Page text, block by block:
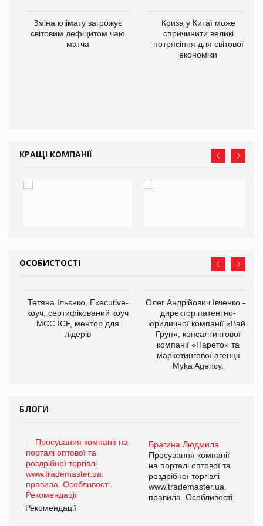
Зміна клімату загрожує
світовим дефіцитом чаю
матча
Криза у Китаї може
спричинити великі
потрясіння для світової
економіки
КРАЩІ КОМПАНІЇ
ОСОБИСТОСТІ
Тетяна Ільєнко, Executive-
коуч, сертифікований коуч
МСС ICF, ментор для
лідерів
Олег Андрійович Івченко —
директор патентно-
юридичної компанії «Вайз
Груп», консалтингової
компанії «Парето» та
маркетингової агенції
Myka Agency.
БЛОГИ
Брагина Людмила
Просування компанії
на порталі оптової та
роздрібної торгівлі
www.trademaster.ua.
правила. Особливості.
Рекомендації